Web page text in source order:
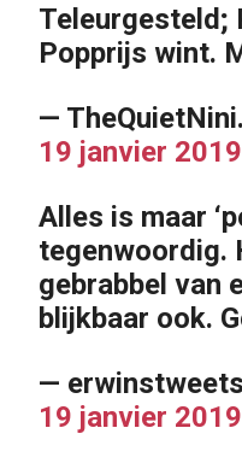
Teleurgesteld;
Popprijs wint.
—
19 janvier 2019
Alles is maar
tegenwoordig.
gebrabbel van
blijkbaar ook.
—
19 janvier 2019